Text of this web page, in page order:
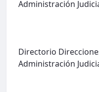
Administración
Directorio
Administración